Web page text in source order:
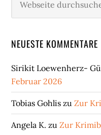
durchsuchen
NEUESTE KOMMENTARE
Sirikit Loewenherz-
Februar 2026
Tobias Gohlis zuZur
Angela K. zuZur